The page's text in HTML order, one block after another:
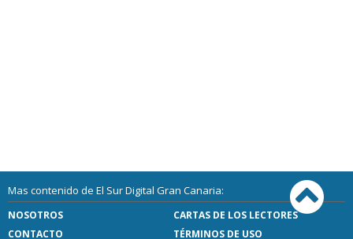
Mas contenido de El Sur Digital Gran Canaria:
NOSOTROS
CARTAS DE LOS LECTORES
CONTACTO
TÉRMINOS DE USO